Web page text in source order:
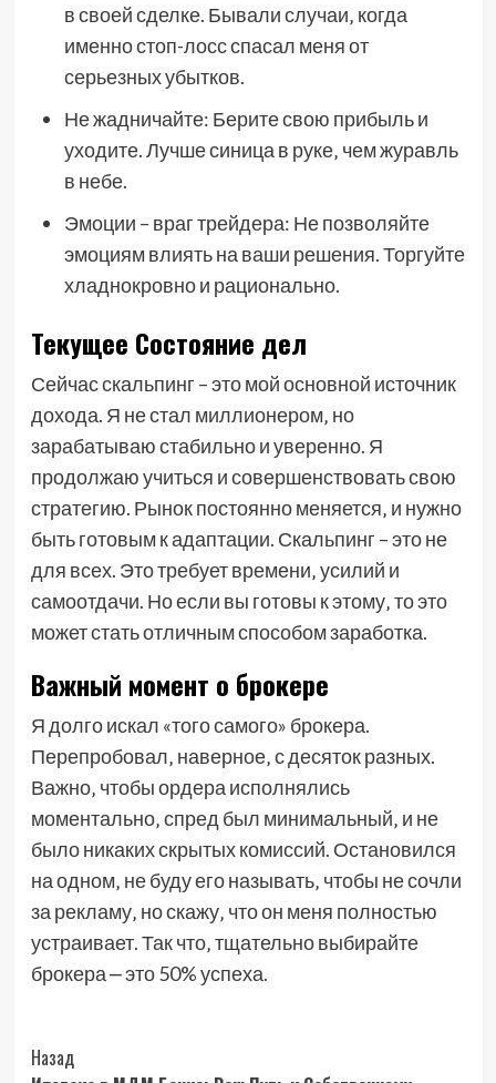
в своей сделке. Бывали случаи‚ когда
именно стоп-лосс спасал меня от
серьезных убытков.
Не жадничайте: Берите свою прибыль и
уходите. Лучше синица в руке‚ чем журавль
в небе.
Эмоции – враг трейдера: Не позволяйте
эмоциям влиять на ваши решения. Торгуйте
хладнокровно и рационально.
Текущее Состояние дел
Сейчас скальпинг – это мой основной источник
дохода. Я не стал миллионером‚ но
зарабатываю стабильно и уверенно. Я
продолжаю учиться и совершенствовать свою
стратегию. Рынок постоянно меняется‚ и нужно
быть готовым к адаптации. Скальпинг – это не
для всех. Это требует времени‚ усилий и
самоотдачи. Но если вы готовы к этому‚ то это
может стать отличным способом заработка.
Важный момент о брокере
Я долго искал «того самого» брокера.
Перепробовал‚ наверное‚ с десяток разных.
Важно‚ чтобы ордера исполнялись
моментально‚ спред был минимальный‚ и не
было никаких скрытых комиссий. Остановился
на одном‚ не буду его называть‚ чтобы не сочли
за рекламу‚ но скажу‚ что он меня полностью
устраивает. Так что‚ тщательно выбирайте
брокера ⎼ это 50% успеха.
Post
Назад